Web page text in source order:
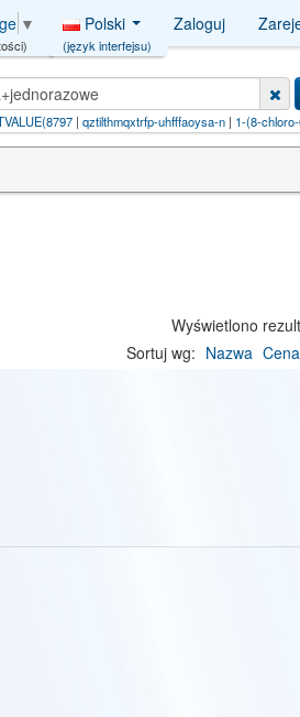
▼ Polski
(język interfejsu)
Zaloguj
uhfffaoysa-n|1-(8-chloro-6-phenyl-4h-
Wyświetlono
Sortuj wg: Nazwa Cena